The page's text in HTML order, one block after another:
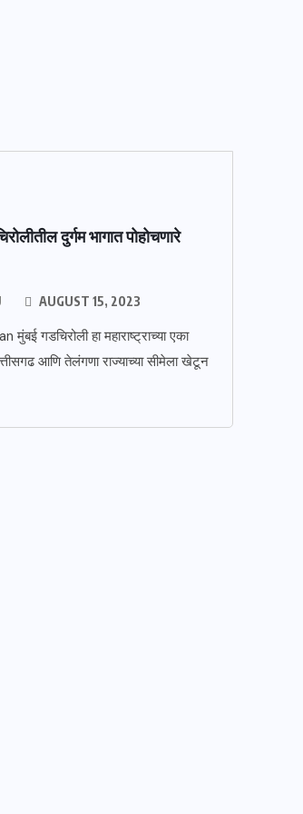
दुर्गम भागात पोहोचणारे
AUGUST 15, 2023
गडचिरोली हा महाराष्ट्राच्या एका
आणि तेलंगणा राज्याच्या सीमेला खेटून